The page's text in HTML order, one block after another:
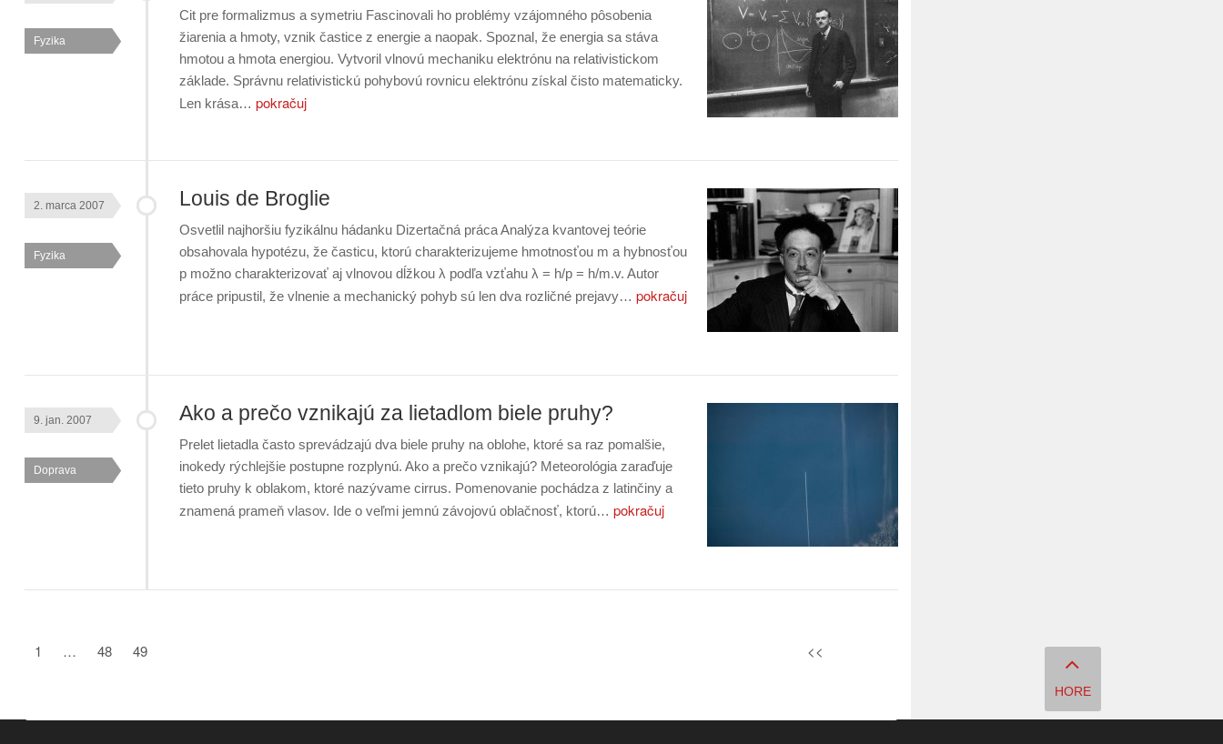
Fyzika
Cit pre formalizmus a symetriu Fascinovali ho problémy vzájomného pôsobenia
žiarenia a hmoty, vznik častice z energie a naopak. Spoznal, že energia sa stáva
hmotou a hmota energiou. Vytvoril vlnovú mechaniku elektrónu na relativistickom
základe. Správnu relativistickú pohybovú rovnicu elektrónu získal čisto matematicky.
Len krása… pokračuj
Louis de Broglie
2. marca 2007
Fyzika
Osvetlil najhoršiu fyzikálnu hádanku Dizertačná práca Analýza kvantovej teórie
obsahovala hypotézu, že časticu, ktorú charakterizujeme hmotnosťou m a hybnosťou
p možno charakterizovať aj vlnovou dĺžkou λ podľa vzťahu λ = h/p = h/m.v. Autor
práce pripustil, že vlnenie a mechanický pohyb sú len dva rozličné prejavy… pokračuj
Ako a prečo vznikajú za lietadlom biele pruhy?
9. jan. 2007
Doprava
Prelet lietadla často sprevádzajú dva biele pruhy na oblohe, ktoré sa raz pomalšie,
inokedy rýchlejšie postupne rozplynú. Ako a prečo vznikajú? Meteorológia zaraďuje
tieto pruhy k oblakom, ktoré nazývame cirrus. Pomenovanie pochádza z latinčiny a
znamená prameň vlasov. Ide o veľmi jemnú závojovú oblačnosť, ktorú… pokračuj
<<
1 … 48 49
HORE